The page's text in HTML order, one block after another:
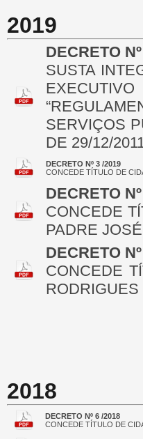
2019
DECRETO
SUSTA
SERVIÇOS
DE 29/12/
DECRETO Nº 3 /2019
CONCEDE TÍTULO DE
DECRETO
CONCEDE
PADRE
DECRETO
CONCEDE
2018
DECRETO Nº 6 /2018
CONCEDE TÍTULO DE